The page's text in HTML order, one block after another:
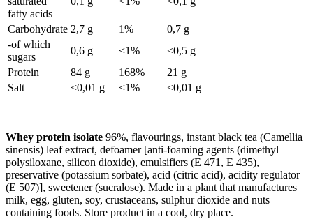
fatty acids
Carbohydrate 2,7 g 1%
0,7 g
-of which
sugars
0,6 g <1%
<0,5 g
Protein
84 g 168%
21 g
Salt
<0,01 g <1% <0,01 g
Whey protein isolate 96%, flavourings, instant black tea (Camellia
sinensis) leaf extract, defoamer [anti-foaming agents (dimethyl
polysiloxane, silicon dioxide), emulsifiers (E 471, E 435),
preservative (potassium sorbate), acid (citric acid), acidity regulator
(E 507)], sweetener (sucralose). Made in a plant that manufactures
milk, egg, gluten, soy, crustaceans, sulphur dioxide and nuts
containing foods. Store product in a cool, dry place.